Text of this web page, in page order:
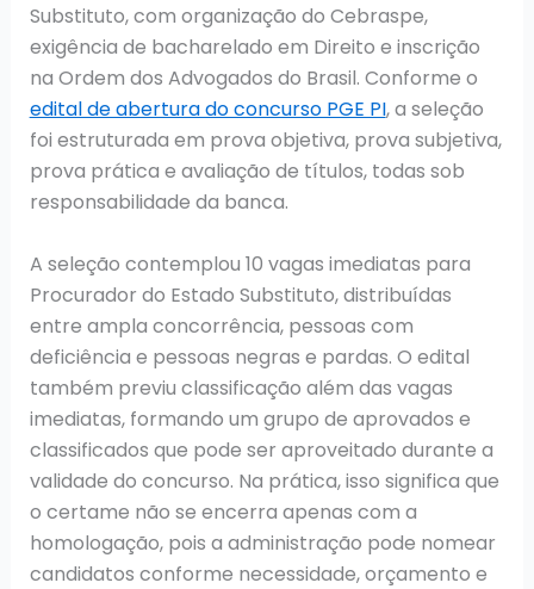
Substituto, com organização do Cebraspe,
exigência de bacharelado em Direito e inscrição
na Ordem dos Advogados do Brasil. Conforme o
edital de abertura do concurso PGE PI, a seleção
foi estruturada em prova objetiva, prova subjetiva,
prova prática e avaliação de títulos, todas sob
responsabilidade da banca.
A seleção contemplou 10 vagas imediatas para
Procurador do Estado Substituto, distribuídas
entre ampla concorrência, pessoas com
deficiência e pessoas negras e pardas. O edital
também previu classificação além das vagas
imediatas, formando um grupo de aprovados e
classificados que pode ser aproveitado durante a
validade do concurso. Na prática, isso significa que
o certame não se encerra apenas com a
homologação, pois a administração pode nomear
candidatos conforme necessidade, orçamento e